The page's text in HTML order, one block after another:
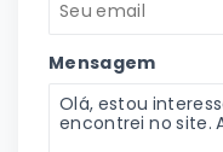
Mensagem